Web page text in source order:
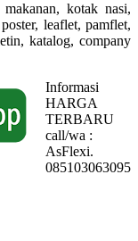
kotak nasi,
leaflet, pamflet,
katalog, company
Informasi
HARGA
TERBARU
call/wa :
AsFlexi.
085103063095